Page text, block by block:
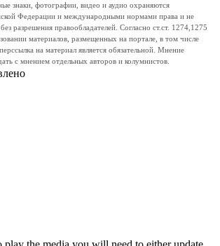
знаки, фотографии, видео и аудио охраняются
Федерации и международными нормами права и не
разрешения правообладателей. Согласно ст.ст. 1274,1275
материалов, размещенных на портале, в том числе
на материал является обязательной. Мнение
с мнением отдельных авторов и колумнистов.